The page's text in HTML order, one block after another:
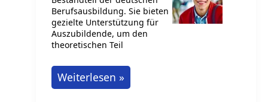
Berufsausbildung. Sie bieten
gezielte Unterstützung für
Auszubildende, um den
theoretischen Teil
Ausbildungsbegleitende
Hilfen:
Weiterlesen »